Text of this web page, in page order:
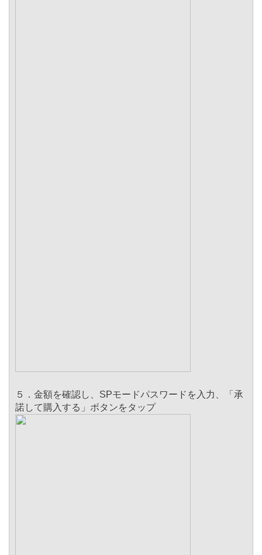
５．金額を確認し、SPモードパスワードを入力、「承
諾して購入する」ボタンをタップ